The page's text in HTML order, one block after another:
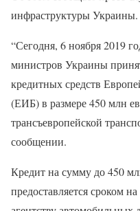
инфраструктуры Украины.
“Сегодня, 6 ноября 2019
министров Украины
кредитных средств
(ЕИБ) в размере 450 млн
трансъевропейской
сообщении.
Кредит на сумму до 450
предоставляется сроком